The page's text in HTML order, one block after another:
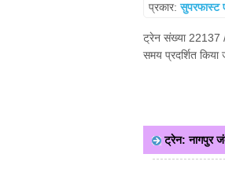
प्रकार:सुपरफास्ट
ट्रेन संख्या 22137 /
समय प्रदर्शित
ट्रेन: नागपुर